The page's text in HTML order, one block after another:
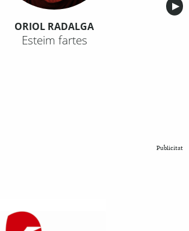
▶︎
ORIOL RADALGA
Esteim fartes
Publicitat